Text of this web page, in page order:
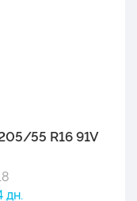
55 R16 91V
дн.